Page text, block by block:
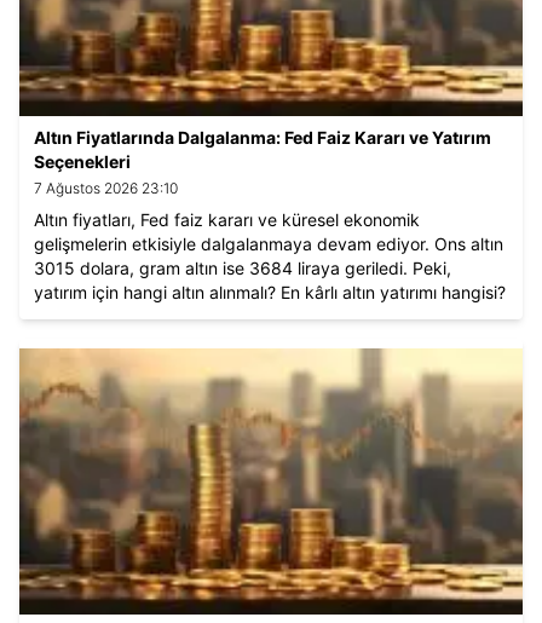
Altın Fiyatlarında Dalgalanma: Fed Faiz Kararı ve Yatırım
Seçenekleri
7 Ağustos 2026 23:10
Altın fiyatları, Fed faiz kararı ve küresel ekonomik
gelişmelerin etkisiyle dalgalanmaya devam ediyor. Ons altın
3015 dolara, gram altın ise 3684 liraya geriledi. Peki,
yatırım için hangi altın alınmalı? En kârlı altın yatırımı hangisi?
İşte piyasalardaki son gelişmeler ve beklentiler.